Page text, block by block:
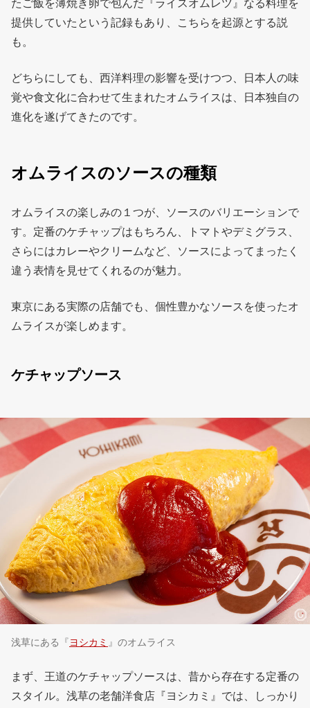
たご飯を薄焼き卵で包んだ『ライスオムレツ』なる料理を
提供していたという記録もあり、こちらを起源とする説
も。
どちらにしても、西洋料理の影響を受けつつ、日本人の味
覚や食文化に合わせて生まれたオムライスは、日本独自の
進化を遂げてきたのです。
オムライスのソースの種類
オムライスの楽しみの１つが、ソースのバリエーションで
す。定番のケチャップはもちろん、トマトやデミグラス、
さらにはカレーやクリームなど、ソースによってまったく
違う表情を見せてくれるのが魅力。
東京にある実際の店舗でも、個性豊かなソースを使ったオ
ムライスが楽しめます。
ケチャップソース
浅草にある『ヨシカミ 』のオムライス
まず、王道のケチャップソースは、昔から存在する定番の
スタイル。浅草の老舗洋食店『ヨシカミ』では、しっかり